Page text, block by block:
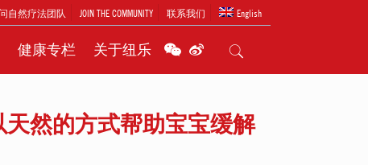
自然疗法团队 JOIN THE COMMUNITY 联系我们 English
健康专栏 关于纽乐
然的方式帮助宝宝缓解